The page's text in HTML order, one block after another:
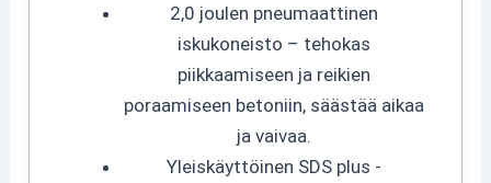
2,0 joulen pneumaattinen
iskukoneisto – tehokas
piikkaamiseen ja reikien
poraamiseen betoniin, säästää aikaa
ja vaivaa.
Yleiskäyttöinen SDS plus -